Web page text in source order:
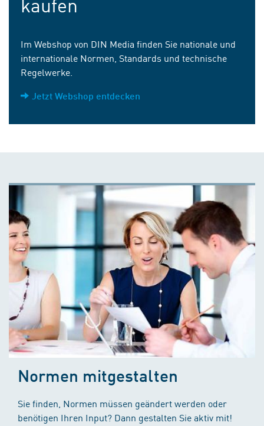
Im Webshop von DIN Media finden Sie nationale und
internationale Normen, Standards und technische
Regelwerke.
Jetzt Webshop entdecken
Normen mitgestalten
Sie finden, Normen müssen geändert werden oder
benötigen Ihren Input? Dann gestalten Sie aktiv mit!